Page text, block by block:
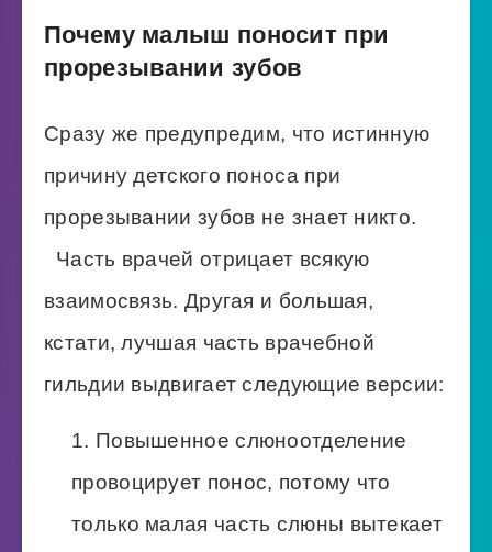
Почему малыш поносит при
прорезывании зубов
Сразу же предупредим, что истинную
причину детского поноса при
прорезывании зубов не знает никто.
Часть врачей отрицает всякую
взаимосвязь. Другая и большая,
кстати, лучшая часть врачебной
гильдии выдвигает следующие версии:
Повышенное слюноотделение
провоцирует понос, потому что
только малая часть слюны вытекает